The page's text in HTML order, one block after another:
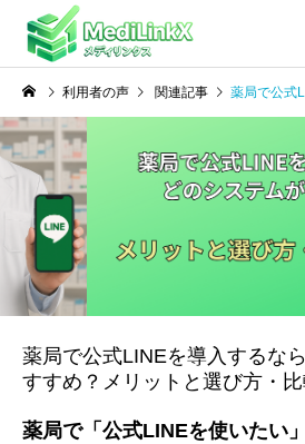
利用者の声 関連記事 薬局で公式LINEを導入する
薬局で公式LINEを導入するな
すすめ？メリットと選び方・
薬局で「公式LINEを使いたい